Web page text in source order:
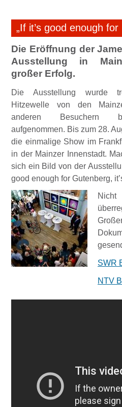
„If it’s good enough
Die Eröffnung der
Ausstellung in
großer Erfolg.
Die Ausstellung wurde
Hitzewelle von den
anderen Besuchern
aufgenommen. Bis zum 28.
die einmalige Show im
in der Mainzer Innenstadt.
sich ein Bild von der
good enough for Gutenberg,
SWR
NTV